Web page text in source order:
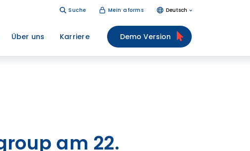
Suche Mein aforms Deutsch
Über uns Karriere Demo Version
am 22.